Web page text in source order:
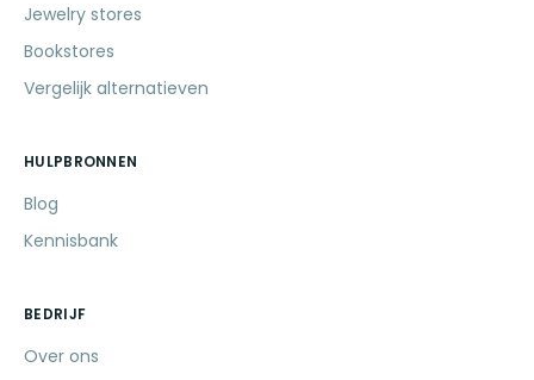
Jewelry stores
Bookstores
Vergelijk alternatieven
HULPBRONNEN
Blog
Kennisbank
BEDRIJF
Over ons